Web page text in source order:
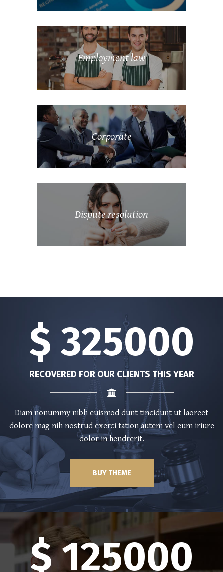
Employment law
Corporate
Dispute resolution
$ 325000
RECOVERED FOR OUR CLIENTS THIS YEAR
Diam nonummy nibh euismod dunt tincidunt ut laoreet
dolore mag nih nostrud exerci tation autem vel eum iriure
dolor in hendrerit.
BUY THEME
$ 125000